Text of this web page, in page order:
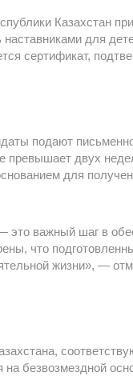
Казахстан
для
сертификат,
подают
двух
для
важный шаг в
что
жизни», —
безвозмездной